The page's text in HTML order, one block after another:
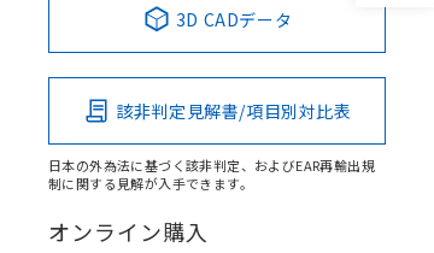
3D CADデータ
該非判定見解書/項目別対比表
日本の外為法に基づく該非判定、およびEAR再輸出規
制に関する見解が入手できます。
オンライン購入